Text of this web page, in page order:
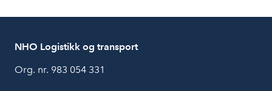
NHO Logistikk og transport
Org. nr. 983 054 331